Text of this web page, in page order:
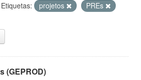
Etiquetas: projetos
PREs
(GEPROD)